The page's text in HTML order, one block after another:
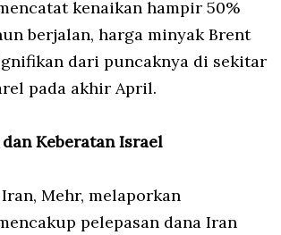
kenaikan hampir 50%
berjalan, harga minyak Brent
dari puncaknya di sekitar
pada akhir April.
Keberatan Israel
Mehr, melaporkan
pelepasan dana Iran